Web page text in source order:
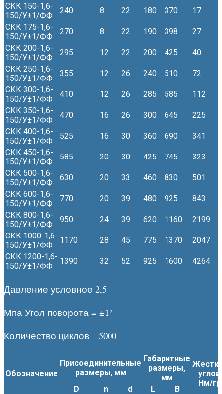
СКК 150-1,6-
150/У±1/ФФ
240 8 22 180 370
17
СКК 175-1,6-
150/У±1/ФФ
270 8 22 190 398
27
СКК 200-1,6-
150/У±1/ФФ
295 12 22 200 425
40
СКК 250-1,6-
150/У±1/ФФ
355 12 26 240 510
72
СКК 300-1,6-
150/У±1/ФФ
410 12 26 285 585
112
СКК 350-1,6-
150/У±1/ФФ
470 16 26 300 645
225
СКК 400-1,6-
150/У±1/ФФ
525 16 30 360 690
341
СКК 450-1,6-
150/У±1/ФФ
585 20 30 425 745
323
СКК 500-1,6-
150/У±1/ФФ
630 20 33 460 830
501
СКК 600-1,6-
150/У±1/ФФ
770 20 39 480 925
843
СКК 800-1,6-
150/У±1/ФФ
950 24 39 620 1160
2199
СКК 1000-1,6-
150/У±1/ФФ
1170 28 45 775 1370
2047
СКК 1200-1,6-
150/У±1/ФФ
1390 32 52 925 1600 4264
Давление условное 2,5
Мпа Угол поворота = ±1°
Количество циклов – 5000
Обозначение
Присоединительные
размеры, мм
Габаритные
размеры,
мм
Нм/
D n d L
B